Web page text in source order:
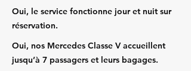
Oui, le service fonctionne jour et nuit sur
réservation.
Oui, nos Mercedes Classe V accueillent
jusqu’à 7 passagers et leurs bagages.